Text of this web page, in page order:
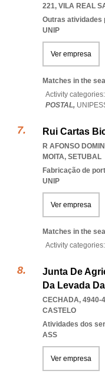
221, VILA REAL
Outras atividades
UNIP
Ver empresa
Matches in the
Activity
POSTAL,
Rui Cartas
R AFONSO
MOITA, SETUBAL
Fabricação de
UNIP
Ver empresa
Matches in the
Activity
Junta De
Da Levada
CECHADA, 4940-
CASTELO
Atividades dos
ASS
Ver empresa